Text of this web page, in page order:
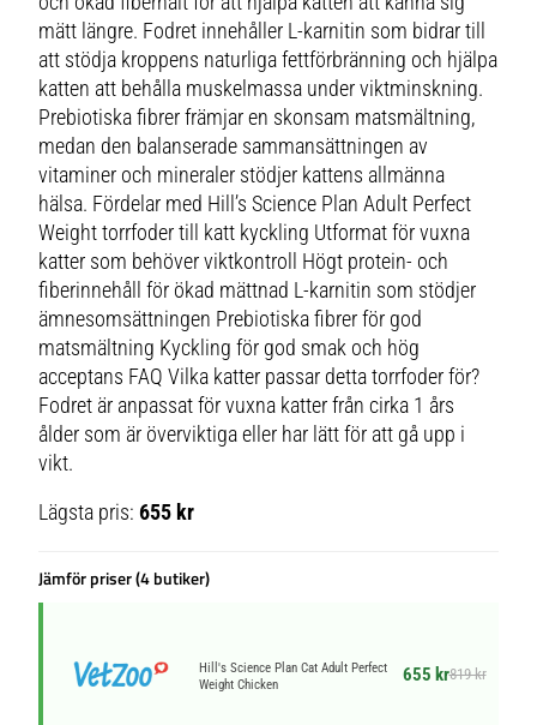
mätt längre. Fodret innehåller L-karnitin som bidrar till
att stödja kroppens naturliga fettförbränning och hjälpa
katten att behålla muskelmassa under viktminskning.
Prebiotiska fibrer främjar en skonsam matsmältning,
medan den balanserade sammansättningen av
vitaminer och mineraler stödjer kattens allmänna
hälsa. Fördelar med Hill’s Science Plan Adult Perfect
Weight torrfoder till katt kyckling Utformat för vuxna
katter som behöver viktkontroll Högt protein- och
fiberinnehåll för ökad mättnad L-karnitin som stödjer
ämnesomsättningen Prebiotiska fibrer för god
matsmältning Kyckling för god smak och hög
acceptans FAQ Vilka katter passar detta torrfoder för?
Fodret är anpassat för vuxna katter från cirka 1 års
ålder som är överviktiga eller har lätt för att gå upp i
vikt.
Lägsta pris:655 kr
Jämför priser (4 butiker)
Hill's Science Plan Cat Adult Perfect
Weight Chicken
655 kr819 kr